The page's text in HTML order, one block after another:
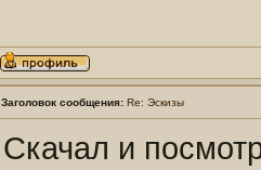
Заголовок сообщения: Re: Эскизы
Скачал и